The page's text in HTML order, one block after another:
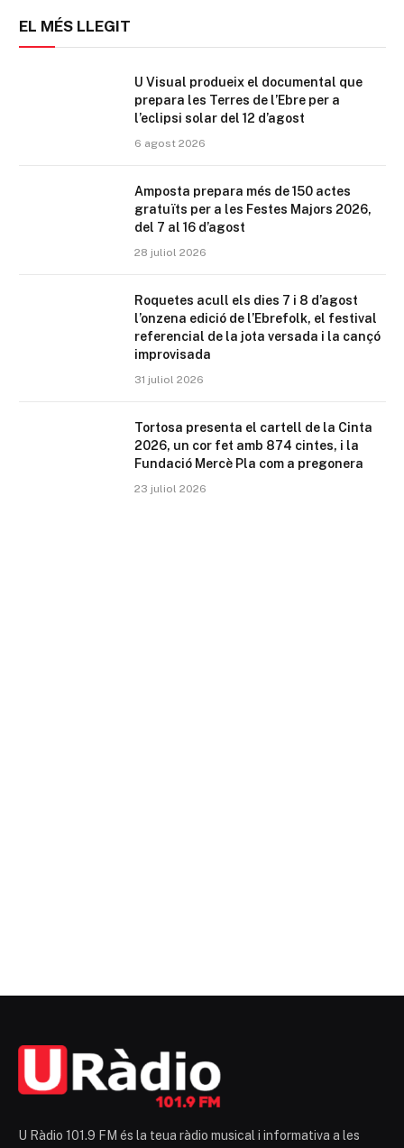
EL MÉS LLEGIT
U Visual produeix el documental que
prepara les Terres de l’Ebre per a
l’eclipsi solar del 12 d’agost
6 agost 2026
Amposta prepara més de 150 actes
gratuïts per a les Festes Majors 2026,
del 7 al 16 d’agost
28 juliol 2026
Roquetes acull els dies 7 i 8 d’agost
l’onzena edició de l’Ebrefolk, el festival
referencial de la jota versada i la cançó
improvisada
31 juliol 2026
Tortosa presenta el cartell de la Cinta
2026, un cor fet amb 874 cintes, i la
Fundació Mercè Pla com a pregonera
23 juliol 2026
U Ràdio 101.9 FM és la teua ràdio musical i informativa a les